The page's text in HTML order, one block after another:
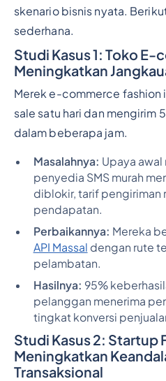
skenario bisnis nyata.
sederhana.
Studi Kasus 1: Toko
Meningkatkan
Merek e-commerce fashion
sale satu hari dan mengirim
dalam beberapa jam.
Masalahnya: Upaya
penyedia SMS murah
diblokir, tarif pengiriman
pendapatan.
Perbaikannya: Mereka
API Massal dengan rute
pelambatan.
Hasilnya: 95%
pelanggan menerima
tingkat konversi
Studi Kasus 2: Startup
Meningkatkan
Transaksional